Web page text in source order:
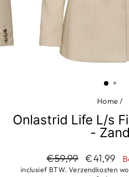
Home /
Onlastrid Life L/s
- Zand
Adviesprijs
€59,99 €41,99
inclusief BTW. Verzendkosten